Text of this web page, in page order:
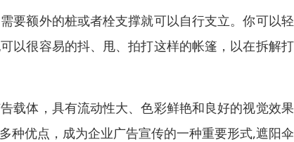
要额外的桩或者栓支撑就可以自行支立。你可以
以很容易的抖、甩、拍打这样的帐篷，以在拆解
载体，具有流动性大、色彩鲜艳和良好的视觉效
种优点，成为企业广告宣传的一种重要形式,遮阳